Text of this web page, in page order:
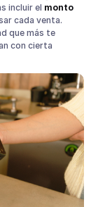
incluir el monto
cada venta.
que más te
con cierta